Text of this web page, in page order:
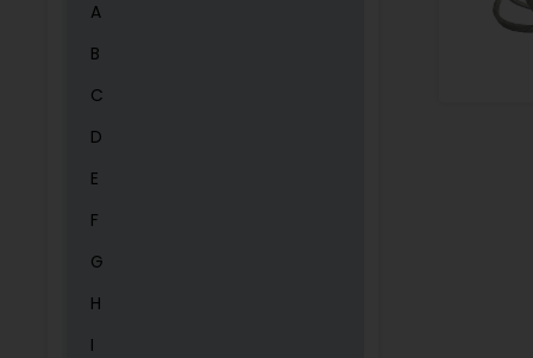
A
B
C
D
E
F
G
H
I